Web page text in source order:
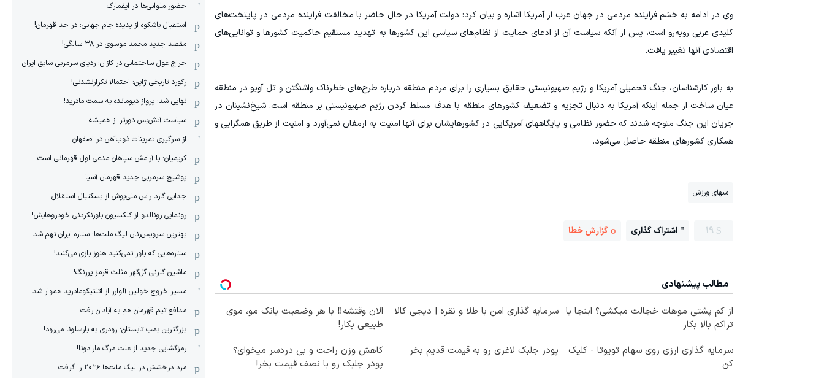
وی در ادامه به خشم فزاینده مردمی در جهان عرب از آمریکا اشاره و بیان کرد: دولت آمریکا در حال حاضر با مخالفت فزاینده مردمی در پایتخت‌های
کلیدی عربی روبه‌رو است، پس از آنکه سیاست آن از ادعای حمایت از نظام‌های سیاسی این کشورها به تهدید مستقیم حاکمیت کشورها و توانایی‌های
اقتصادی آنها تغییر یافت.
به باور کارشناسان، جنگ تحمیلی آمریکا و رژیم صهیونیستی حقایق بسیاری را برای مردم منطقه درباره طرح‌های خطرناک واشنگتن و تل آویو در منطقه
عیان ساخت از جمله اینکه آمریکا به دنبال تجزیه و تضعیف کشورهای منطقه با هدف مسلط کردن رژیم صهیونیستی بر منطقه است. شیخ‌نشینان در
جریان این جنگ متوجه شدند که حضور نظامی و پایگاههای آمریکایی در کشورهایشان برای آنها امنیت به ارمغان نمی‌آورد و امنیت از طریق همگرایی و
همکاری کشورهای منطقه حاصل می‌شود.
منهای ورزش
19 اشتراک گذاری گزارش خطا
مطالب پیشنهادی
از کم پشتی موهات خجالت میکشی؟ اینجا با
تراکم بالا بکار
سرمایه گذاری امن با طلا و نقره | دیجی کالا
الان وقتشه‼️ با هر وضعیت بانک مو، موی
طبیعی بکار!
سرمایه گذاری ارزی روی سهام تویوتا - کلیک
کن
پودر جلبک لاغری رو به قیمت قدیم بخر
کاهش وزن راحت و بی دردسر میخوای؟
پودر جلبک رو با نصف قیمت بخر!
حضور ملوانی‌ها در ایفمارک
استقبال باشکوه از پدیده جام جهانی: در حد قهرمان!
مقصد جدید محمد موسوی در ٣٨ سالگی!
حراج غول ساختمانی در کازان: ردپای سرمربی سابق ایران
رکورد تاریخی ژاپن: احتمالا تکرارنشدنی!
نهایی شد: پرواز دیومانده به سمت مادرید!
سیاست آتش‌بس دورتر از همیشه
از سرگیری تمرینات ذوب‌آهن در اصفهان
کریمیان: با آرامش سپاهان مدعی اول قهرمانی است
پوشیچ سرمربی جدید قهرمان آسیا
جدایی گارد راس ملی‌پوش از بسکتبال استقلال
رونمایی رونالدو از کلکسیون باورنکردنی خودروهایش!
بهترین سرویس‌زنان لیگ ملت‌ها: ستاره ایران نهم شد
ستاره‌هایی که باور نمی‌کنید هنوز بازی می‌کنند!
ماشین گلزنی گل‌گهر مثلث قرمز پررنگ!
مسیر خروج خولین آلوارز از اتلتیکومادرید هموار شد
مدافع تیم قهرمان هم به آبادان رفت
بزرگترین بمب تابستان: رودری به بارسلونا می‌رود!
رمزگشایی جدید از علت مرگ مارادونا!
مزد درخشش در لیگ ملت‌ها ٢٠٢۶ را گرفت